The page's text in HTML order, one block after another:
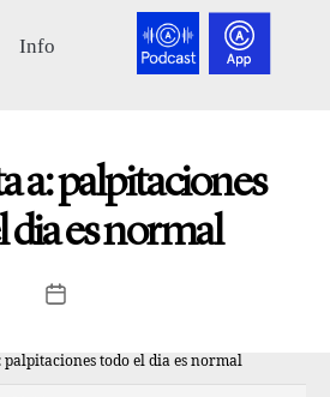
a: palpitaciones
dia es normal
palpitaciones todo el dia es normal